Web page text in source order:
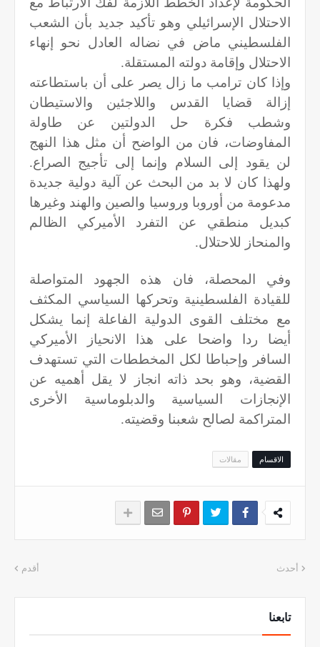
الاحتلال الإسرائيلي وهو تأكيد جديد بأن الشعب
الفلسطيني ماض في نضاله العادل نحو إنهاء
الاحتلال وإقامة دولته المستقلة.
وإذا كان ترامب ما زال يصر على أن باستطاعته
إزالة قضايا القدس واللاجئين والاستيطان
وشطب فكرة حل الدولتين عن طاولة
المفاوضات، فان من الواضح أن مثل هذا النهج
لن يقود إلى السلام وإنما إلى تأجيج الصراع.
ولهذا كان لا بد من البحث عن آلية دولية جديدة
مدعومة من أوروبا وروسيا والصين والهند وغيرها
كبديل منطقي عن التفرد الأميركي الظالم
والمنحاز للاحتلال.
وفي المحصلة، فان هذه الجهود المتواصلة
للقيادة الفلسطينية وتحركها السياسي المكثف
مع مختلف القوى الدولية الفاعلة إنما يشكل
أيضا ردا واضحا على هذا الانحياز الأميركي
السافر وإحباطا لكل المخططات التي تستهدف
القضية، وهو بحد ذاته انجاز لا يقل أهميه عن
الإنجازات السياسية والدبلوماسية الأخرى
المتراكمة لصالح شعبنا وقضيته.
الاقسام مقالات
أحدث أقدم
تابعنا